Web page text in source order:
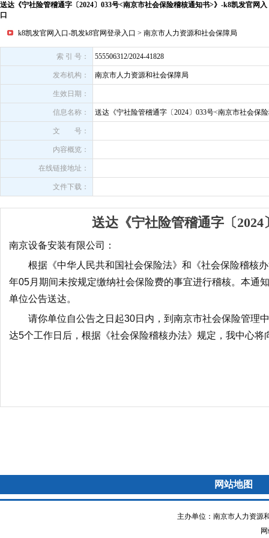
送达《宁社险管稽通字〔2024〕033号<南京市社会保险稽核通知书>》-k8凯发官网入
口
k8凯发官网入口-凯发k8官网登录入口 > 南京市人力资源和社会保障局
索 引 号： 555506312/2024-41828
发布机构： 南京市人力资源和社会保障局
生效日期：
信息名称： 送达《宁社险管稽通字〔2024〕033号<南京市社会保
文 号：
内容概览：
在线链接地址：
文件下载：
送达《宁社险管稽通字〔
南京设备安装有限公司
：
根据《中华人民共和国社会保险法》和《社会保险稽核
年05月期间未按规定缴纳社会保险费的事宜进行稽核。 本通
单位公告送达。
请你单位自公告之日起30日内，到南京市社会保险管理
达5个工作日后，根据《社会保险稽核办法》规定，我中心
网站地图
主办单位：南京市人力资源